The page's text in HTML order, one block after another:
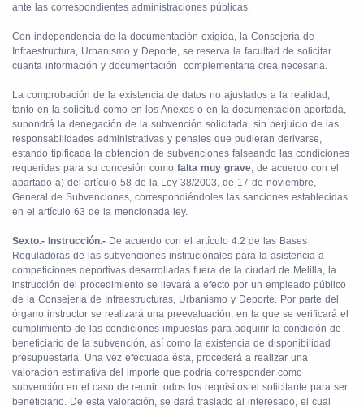
ante las correspondientes administraciones públicas.
Con independencia de la documentación exigida, la Consejería de
Infraestructura, Urbanismo y Deporte, se reserva la facultad de solicitar
cuanta información y documentación
complementaria crea necesaria.
La comprobación de la existencia de datos no ajustados a la realidad,
tanto en la solicitud como en los Anexos o en la documentación aportada,
supondrá la denegación de la subvención solicitada, sin perjuicio de las
responsabilidades administrativas y penales que pudieran derivarse,
estando tipificada la obtención de subvenciones falseando las condiciones
requeridas para su concesión como falta muy grave, de acuerdo con el
apartado a) del artículo 58 de la Ley 38/2003, de 17 de noviembre,
General de Subvenciones, correspondiéndoles las sanciones establecidas
en el artículo 63 de la mencionada ley.
Sexto.- Instrucción.- De acuerdo con el artículo 4.2 de las Bases
Reguladoras de las subvenciones institucionales para la asistencia a
competiciones deportivas desarrolladas fuera de la ciudad de Melilla, la
instrucción del procedimiento se llevará a efecto por un empleado público
de la Consejería de Infraestructuras, Urbanismo y Deporte. Por parte del
órgano instructor se realizará una preevaluación, en la que se verificará el
cumplimiento de las condiciones impuestas para adquirir la condición de
beneficiario de la subvención, así como la existencia de disponibilidad
presupuestaria. Una vez efectuada ésta, procederá a realizar una
valoración estimativa del importe que podría corresponder como
subvención en el caso de reunir todos los requisitos el solicitante para ser
beneficiario. De esta valoración, se dará traslado al interesado, el cual